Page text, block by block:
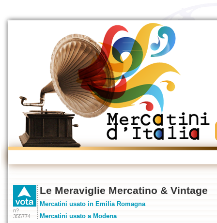
n?
355774
Le Meraviglie Mercatino & Vintage
Mercatini usato in Emilia Romagna
Mercatini usato a Modena